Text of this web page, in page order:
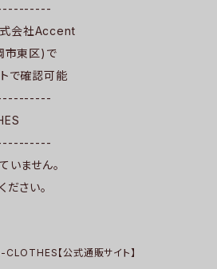
会社Accent
市東区)で
で確認可能
ません。
ださい。
【公式通販サイト】